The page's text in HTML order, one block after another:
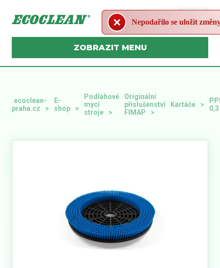
MENU
.ecoclean-
praha.cz
E-
shop
Podlahové
mycí
stroje
Originální
příslušenství
FIMAP
Kartáče
0,3
Nepodařilo se uložit